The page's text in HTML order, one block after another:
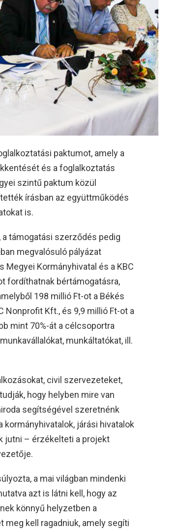
paktumot, amely a
és a foglalkoztatás
szintű paktum közül
írásban az együttműködés
is.
támogatási szerződés pedig
megvalósuló pályázat
Megyei Kormányhivatal és a KBC
fordíthatnak bértámogatásra,
198 millió Ft-ot a Békés
Nonprofit Kft., és 9,9 millió Ft-ot a
mint 70%-át a célcsoportra
munkáltatókat, ill.
civil szervezeteket,
hogy helyben mire van
segítségével szeretnénk
járási hivatalok
jutni – érzékelteti a projekt
a mai világban mindenki
azt is látni kell, hogy az
könnyű helyzetben a
kell ragadniuk, amely segíti